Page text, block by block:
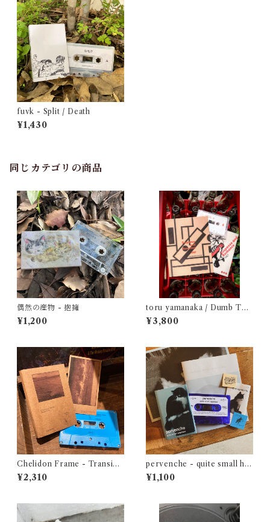
fuvk - Split / Death
¥1,430
同じカテゴリの商品
偶然の産物 - 抱擁
¥1,200
toru yamanaka / Dumb Typ
e - Suspense and Romance
1987（casette + book）
¥3,800
Chelidon Frame - Transien
ce
¥2,310
pervenche - quite small ha
ppiness
¥1,100